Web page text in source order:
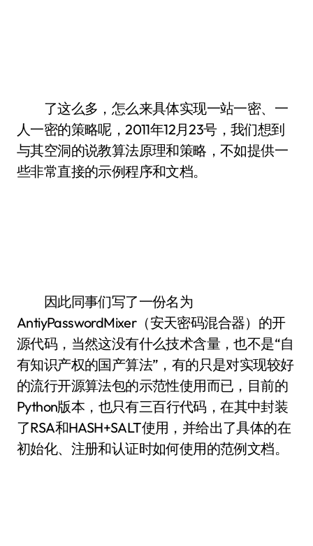
了这么多，怎么来具体实现一站一密、一
人一密的策略呢，2011年12月23号，我们想到
与其空洞的说教算法原理和策略，不如提供一
些非常直接的示例程序和文档。
因此同事们写了一份名为
AntiyPasswordMixer（安天密码混合器）的开
源代码，当然这没有什么技术含量，也不是“自
有知识产权的国产算法”，有的只是对实现较好
的流行开源算法包的示范性使用而已，目前的
Python版本，也只有三百行代码，在其中封装
了RSA和HASH+SALT使用，并给出了具体的在
初始化、注册和认证时如何使用的范例文档。